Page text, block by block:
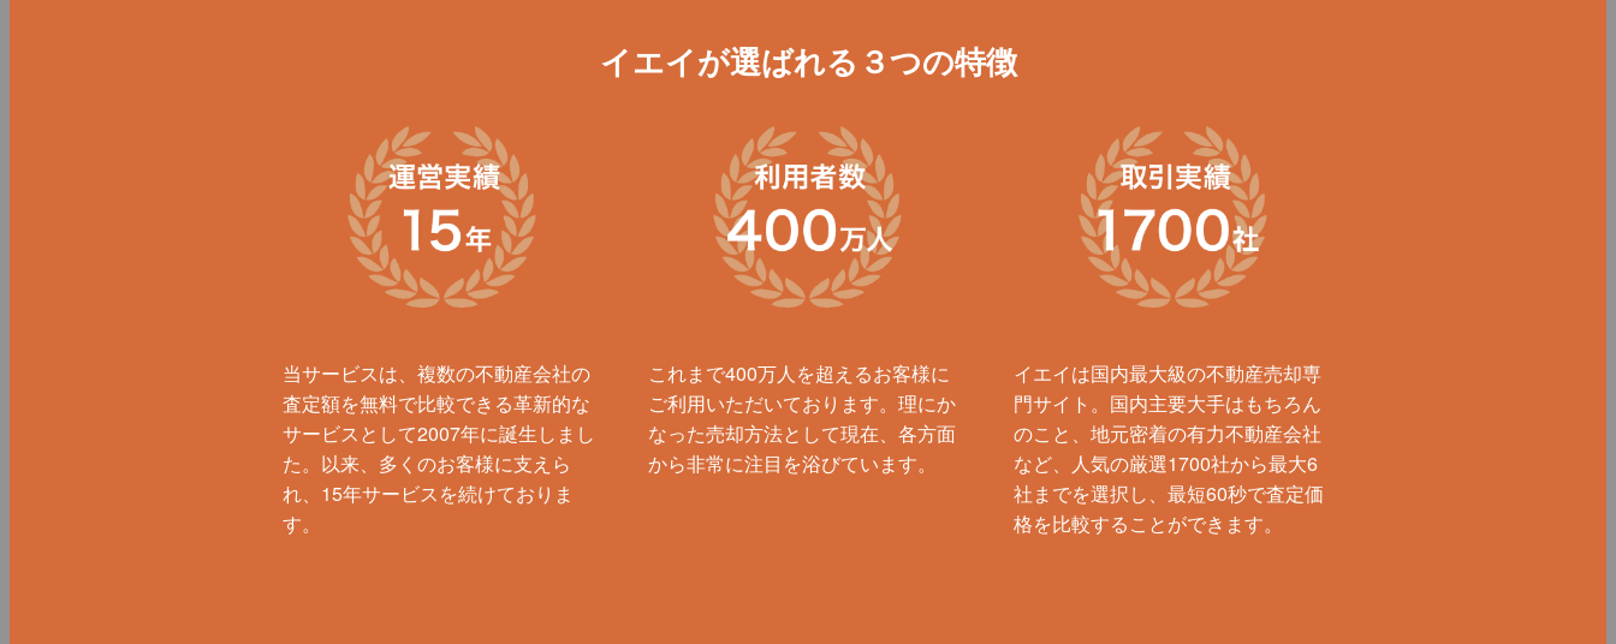
イエイが選ばれる３つの特徴
当サービスは、複数の不動産会社の
査定額を無料で比較できる革新的な
サービスとして2007年に誕生しまし
た。以来、多くのお客様に支えら
れ、15年サービスを続けておりま
す。
これまで400万人を超えるお客様に
ご利用いただいております。理にか
なった売却方法として現在、各方面
から非常に注目を浴びています。
イエイは国内最大級の不動産売却専
門サイト。国内主要大手はもちろん
のこと、地元密着の有力不動産会社
など、人気の厳選1700社から最大6
社までを選択し、最短60秒で査定価
格を比較することができます。